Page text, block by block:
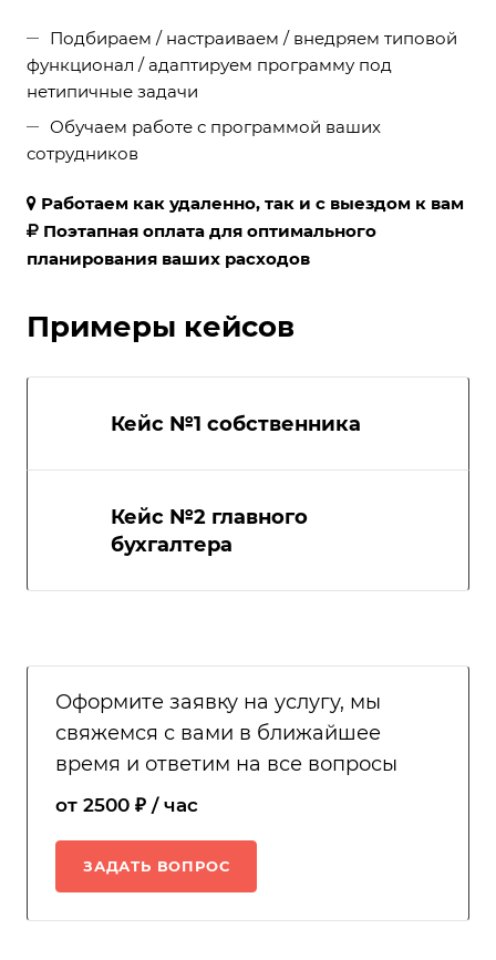
Подбираем / настраиваем / внедряем типовой
функционал / адаптируем программу под
нетипичные задачи
Обучаем работе с программой ваших
сотрудников
Работаем как удаленно, так и с выездом к вам
Поэтапная оплата для оптимального
планирования ваших расходов
Примеры кейсов
Кейс №1 собственника
Кейс №2 главного
бухгалтера
Оформите заявку на услугу, мы
свяжемся с вами в ближайшее
время и ответим на все вопросы
от 2500 ₽ / час
ЗАДАТЬ ВОПРОС